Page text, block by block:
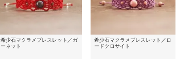
希少石マクラメブレスレット／ガ
ーネット
希少石マクラメブレスレット／ロ
ードクロサイト